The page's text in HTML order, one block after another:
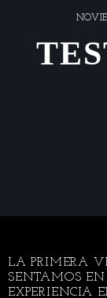
LA PRIMERA
SENTAMOS
EXPERIENCIA